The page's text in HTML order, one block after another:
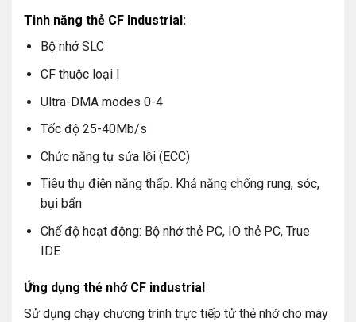
Tinh năng thẻ CF Industrial:
Bộ nhớ SLC
CF thuộc loại I
Ultra-DMA modes 0-4
Tốc độ 25-40Mb/s
Chức năng tự sửa lỗi (ECC)
Tiêu thụ điện năng thấp. Khả năng chống rung, sóc,
bụi bẩn
Chế độ hoạt động: Bộ nhớ thẻ PC, IO thẻ PC, True
IDE
Ứng dụng thẻ nhớ CF industrial
Sử dụng chạy chương trình trực tiếp tử thẻ nhớ cho máy